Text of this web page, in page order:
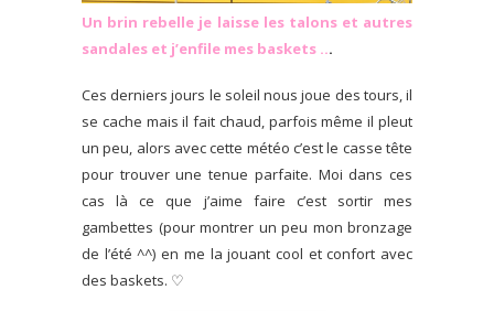
Un brin rebelle je laisse les talons et autres
sandales et j’enfile mes baskets ...
Ces derniers jours le soleil nous joue des tours, il
se cache mais il fait chaud, parfois même il pleut
un peu, alors avec cette météo c’est le casse tête
pour trouver une tenue parfaite. Moi dans ces
cas là ce que j’aime faire c’est sortir mes
gambettes (pour montrer un peu mon bronzage
de l’été ^^) en me la jouant cool et confort avec
des baskets. ♡